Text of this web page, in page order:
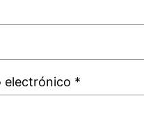
electrónico *